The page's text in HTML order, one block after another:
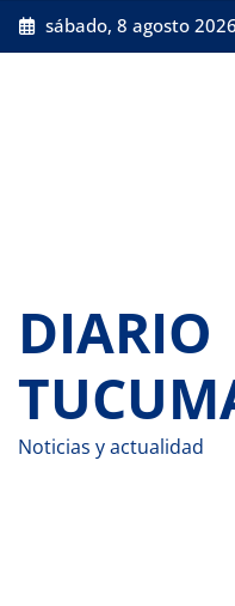
Saltar
al
sábado, 8 agosto 2026
DIARIO
Noticias y actualidad